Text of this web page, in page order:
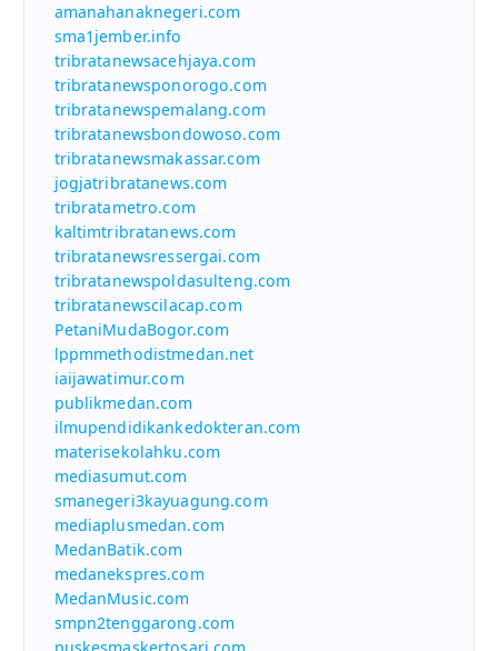
amanahanaknegeri.com
sma1jember.info
tribratanewsacehjaya.com
tribratanewsponorogo.com
tribratanewspemalang.com
tribratanewsbondowoso.com
tribratanewsmakassar.com
jogjatribratanews.com
tribratametro.com
kaltimtribratanews.com
tribratanewsressergai.com
tribratanewspoldasulteng.com
tribratanewscilacap.com
PetaniMudaBogor.com
lppmmethodistmedan.net
iaijawatimur.com
publikmedan.com
ilmupendidikankedokteran.com
materisekolahku.com
mediasumut.com
smanegeri3kayuagung.com
mediaplusmedan.com
MedanBatik.com
medanekspres.com
MedanMusic.com
smpn2tenggarong.com